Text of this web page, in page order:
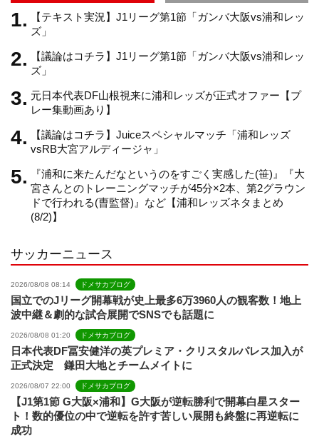
m h
a
n
e
【テキスト実況】J1リーグ第1節「ガンバ大阪vs浦和レッ
ズ」
【議論はコチラ】J1リーグ第1節「ガンバ大阪vs浦和レッ
ズ」
元日本代表DF山根視来に浦和レッズが正式オファー【プ
レー集動画あり】
【議論はコチラ】Juiceスペシャルマッチ「浦和レッズ
vsRB大宮アルディージャ」
『浦和に来たんだなというのをすごく実感した(笹)』『大
宮さんとのトレーニングマッチが45分×2本、第2グラウン
ドで行われる(曺監督)』など【浦和レッズネタまとめ
(8/2)】
サッカーニュース
2026/08/08 08:14 ドメサカブログ
国立でのJリーグ開幕戦が史上最多6万3960人の観客数！地上
波中継＆劇的な試合展開でSNSでも話題に
2026/08/08 01:20 ドメサカブログ
日本代表DF冨安健洋の英プレミア・クリスタルパレス加入が
正式決定 鎌田大地とチームメイトに
2026/08/07 22:00 ドメサカブログ
【J1第1節 G大阪×浦和】G大阪が逆転勝利で開幕白星スター
ト！数的優位の中で逆転を許す苦しい展開も終盤に再逆転に
成功